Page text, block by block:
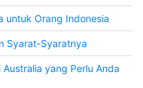
untuk Orang Indonesia
Syarat-Syaratnya
yang Perlu Anda